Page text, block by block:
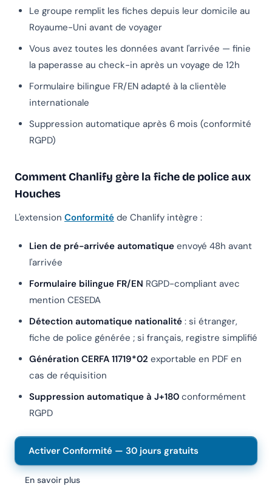
Le groupe remplit les fiches depuis leur domicile au
Royaume-Uni avant de voyager
Vous avez toutes les données avant l'arrivée — finie
la paperasse au check-in après un voyage de 12h
Formulaire bilingue FR/EN adapté à la clientèle
internationale
Suppression automatique après 6 mois (conformité
RGPD)
Comment Chanlify gère la fiche de police aux
Houches
L'extension Conformité de Chanlify intègre :
Lien de pré-arrivée automatique envoyé 48h avant
l'arrivée
Formulaire bilingue FR/EN RGPD-compliant avec
mention CESEDA
Détection automatique nationalité : si étranger,
fiche de police générée ; si français, registre simplifié
Génération CERFA 11719*02 exportable en PDF en
cas de réquisition
Suppression automatique à J+180 conformément
RGPD
Activer Conformité — 30 jours gratuits
En savoir plus